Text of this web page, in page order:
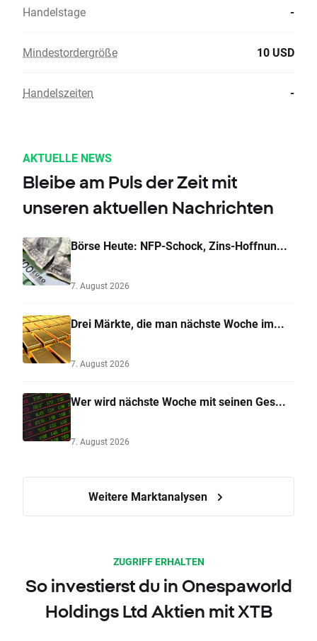
Handelstage -
Mindestordergröße 10 USD
Handelszeiten -
AKTUELLE NEWS
Bleibe am Puls der Zeit mit
unseren aktuellen Nachrichten
Börse Heute: NFP-Schock, Zins-Hoffnun...
7. August 2026
Drei Märkte, die man nächste Woche im...
7. August 2026
Wer wird nächste Woche mit seinen Ges...
7. August 2026
Weitere Marktanalysen
ZUGRIFF ERHALTEN
So investierst du in Onespaworld
Holdings Ltd Aktien mit XTB